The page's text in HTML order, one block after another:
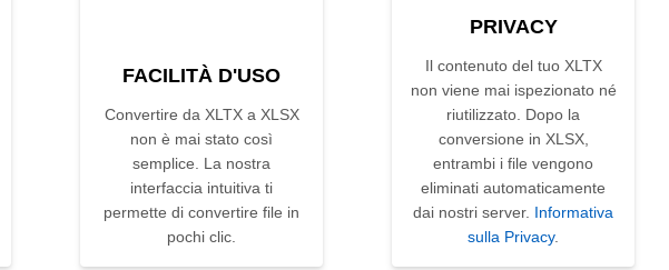
FACILITÀ D'USO
Convertire da XLTX a XLSX
non è mai stato così
semplice. La nostra
interfaccia intuitiva ti
permette di convertire file in
pochi clic.
PRIVACY
Il contenuto del tuo XLTX
non viene mai ispezionato né
riutilizzato. Dopo la
conversione in XLSX,
entrambi i file vengono
eliminati automaticamente
dai nostri server. Informativa
sulla Privacy.